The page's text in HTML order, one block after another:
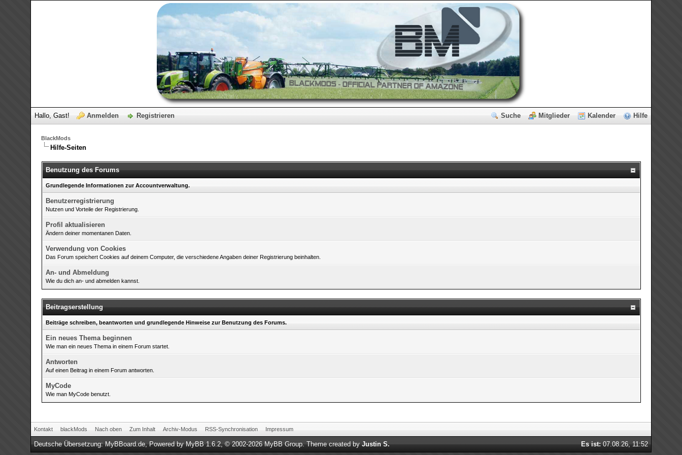
Suche Mitglieder Kalender Hilfe
Hallo, Gast! Anmelden Registrieren
BlackMods
Hilfe-Seiten
Benutzung des Forums
Grundlegende Informationen zur Accountverwaltung.
Benutzerregistrierung
Nutzen und Vorteile der Registrierung.
Profil aktualisieren
Ändern deiner momentanen Daten.
Verwendung von Cookies
Das Forum speichert Cookies auf deinem Computer, die verschiedene Angaben deiner Registrierung beinhalten.
An- und Abmeldung
Wie du dich an- und abmelden kannst.
Beitragserstellung
Beiträge schreiben, beantworten und grundlegende Hinweise zur Benutzung des Forums.
Ein neues Thema beginnen
Wie man ein neues Thema in einem Forum startet.
Antworten
Auf einen Beitrag in einem Forum antworten.
MyCode
Wie man MyCode benutzt.
Kontakt blackMods Nach oben Zum Inhalt Archiv-Modus RSS-Synchronisation Impressum
Es ist:07.08.26, 11:52
Deutsche Übersetzung:MyBBoard.de, Powered byMyBB 1.6.2, © 2002-2026MyBB Group. Theme created byJustin S.